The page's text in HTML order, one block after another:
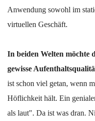
Anwendung sowohl im
virtuellen Geschäft.
In beiden Welten möchte
gewisse
ist schon viel getan, wenn
Höflichkeit hält. Ein
als laut". Da ist was dran.